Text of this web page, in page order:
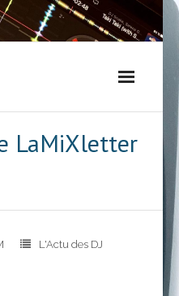
LaMiXletter
L'Actu des DJ